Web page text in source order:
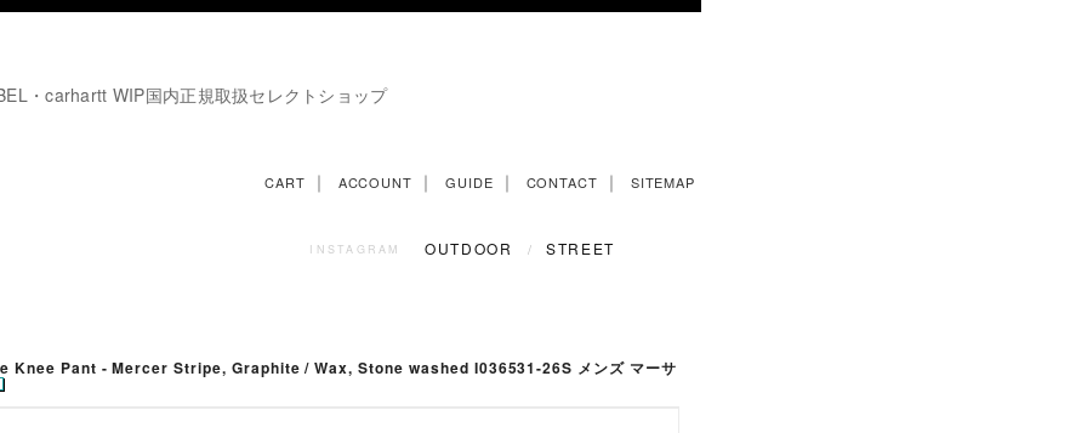
・carhartt WIP国内正規取扱セレクトショップ
CART ｜ ACCOUNT ｜ GUIDE ｜ CONTACT ｜ SITEMAP
INSTAGRAM OUTDOOR / STREET
Pant - Mercer Stripe, Graphite / Wax, Stone washed I036531-26S メンズ マーサ